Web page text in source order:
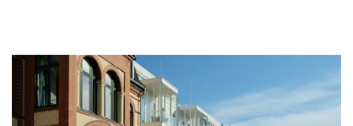
eine Auszeit im Grünen nehmen möchten. Familien, Paare,
Freunde. Ein Kreativort für jene, die ihren Arbeitsplatz gerne
einmal woanders hin verlegen, aber auch freizeitmäßig auf ihre
Kosten kommen möchten. Für Offsite Events, nur etwa 1,5